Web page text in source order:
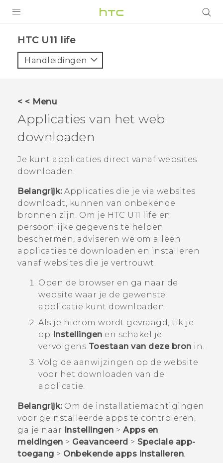
VIVE
AANBIEDINGEN
HTC Club
SUPPORT
HTC-apparaten & -accessoires
Aanmelden
HTC U11 life‎
Handleidingen
< < Menu
Applicaties van het web
downloaden
Je kunt applicaties direct vanaf websites
downloaden.
Belangrijk:Applicaties die je via websites
downloadt, kunnen van onbekende
bronnen zijn. Om je HTC U11 life en
persoonlijke gegevens te helpen
beschermen, adviseren we om alleen
applicaties te downloaden en installeren
vanaf websites die je vertrouwt.
Open de browser en ga naar de
website waar je de gewenste
applicatie kunt downloaden.
Als je hierom wordt gevraagd, tik je
op
Instellingen en schakel je
vervolgens Toestaan van deze bron in.
Volg de aanwijzingen op de website
voor het downloaden van de
applicatie.
Belangrijk:Om de installatiemachtigingen
voor geïnstalleerde apps te controleren,
ga je naar
Instellingen > Apps en
meldingen > Geavanceerd > Speciale app-
toegang > Onbekende apps installeren.